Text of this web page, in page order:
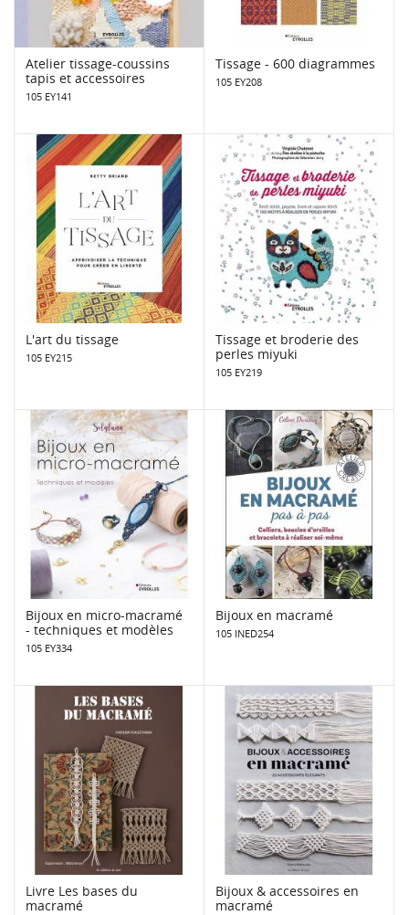
Atelier tissage-coussins
tapis et accessoires
105 EY141
Tissage - 600 diagrammes
105 EY208
L'art du tissage
105 EY215
Tissage et broderie des
perles miyuki
105 EY219
Bijoux en micro-macramé
- techniques et modèles
105 EY334
Bijoux en macramé
105 INED254
Livre Les bases du
macramé
Bijoux & accessoires en
macramé